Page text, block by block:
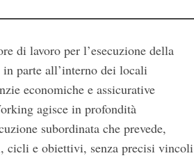
di lavoro per l’esecuzione della
parte all’interno dei locali
economiche e assicurative
agisce in profondità
subordinata che prevede,
cicli e obiettivi, senza precisi vincoli